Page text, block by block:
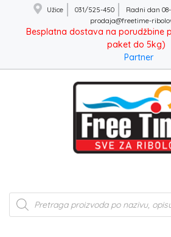
Užice 031/525-450
Radni dan
prodaja@freetime-
Besplatna dostava na porudžbine
paket do 5kg)
Partner
Products
search